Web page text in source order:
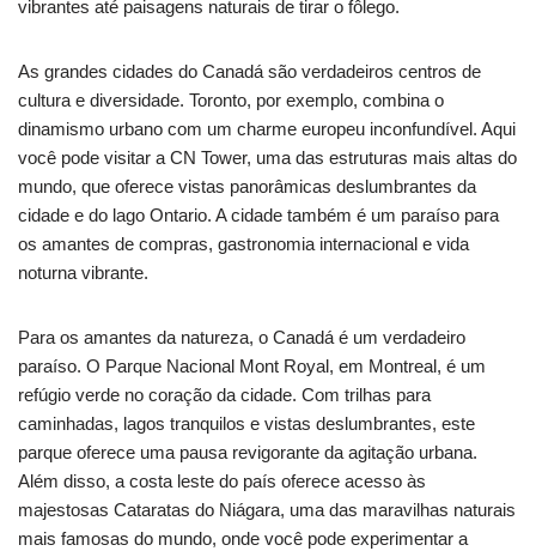
vibrantes até paisagens naturais de tirar o fôlego.
As grandes cidades do Canadá são verdadeiros centros de
cultura e diversidade. Toronto, por exemplo, combina o
dinamismo urbano com um charme europeu inconfundível. Aqui
você pode visitar a CN Tower, uma das estruturas mais altas do
mundo, que oferece vistas panorâmicas deslumbrantes da
cidade e do lago Ontario. A cidade também é um paraíso para
os amantes de compras, gastronomia internacional e vida
noturna vibrante.
Para os amantes da natureza, o Canadá é um verdadeiro
paraíso. O Parque Nacional Mont Royal, em Montreal, é um
refúgio verde no coração da cidade. Com trilhas para
caminhadas, lagos tranquilos e vistas deslumbrantes, este
parque oferece uma pausa revigorante da agitação urbana.
Além disso, a costa leste do país oferece acesso às
majestosas Cataratas do Niágara, uma das maravilhas naturais
mais famosas do mundo, onde você pode experimentar a